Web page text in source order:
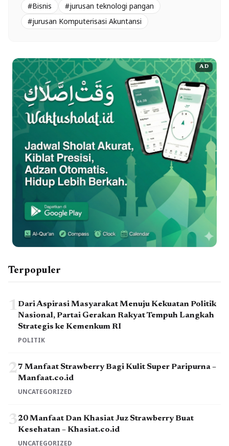
#Bisnis
#jurusan teknologi pangan
#jurusan Komputerisasi Akuntansi
AD
Terpopuler
1 Dari Aspirasi Masyarakat Menuju Kekuatan Politik
Nasional, Partai Gerakan Rakyat Tempuh Langkah
Strategis ke Kemenkum RI
POLITIK
27 Manfaat Strawberry Bagi Kulit Super Paripurna –
Manfaat.co.id
UNCATEGORIZED
320 Manfaat Dan Khasiat Juz Strawberry Buat
Kesehatan – Khasiat.co.id
UNCATEGORIZED